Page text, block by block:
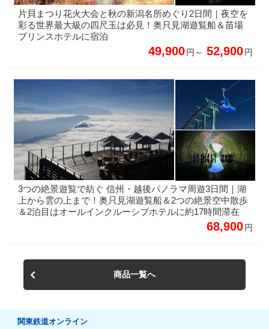
片貝まつり花火大会と秋の新潟名所めぐり2日間｜夜空を
彩る世界最大級の四尺玉は必見！奥只見湖遊覧船＆苗場
プリンスホテルに宿泊
49,900円～ 52,900円
3つの絶景遊覧で紡ぐ 信州・越後パノラマ周遊3日間｜湖
上から雲の上まで！奥只見湖遊覧船＆2つの絶景空中散歩
＆2泊目はオールインクルーシブホテルに約17時間滞在
68,900円
商品一覧へ
関東鉄道オンライン